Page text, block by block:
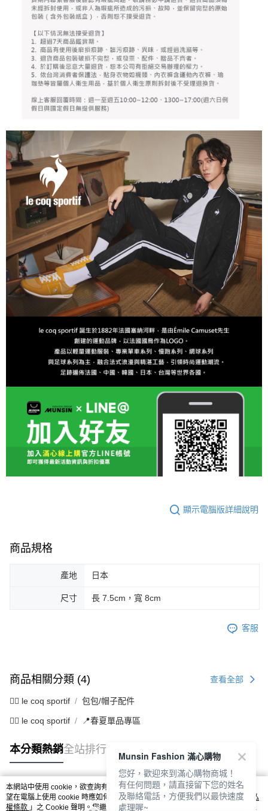
顯示電腦版詳細說明
商品規格
產地 日本
尺寸 長 7.5cm，寬 8cm
客服
商品相關分類 (4) 查看全部
🚴‍♂️ le coq sportif 包包/帽子配件
🚴‍♂️ le coq sportif 📍春夏單品專區
本分類熱銷全站排行
熱門標籤
本網站中使用 cookie，欲查詢有關本網站使用 cookie 方式之詳情，及若您不希
望在電腦上使用 cookie 時應如何變更電腦的 cookie 設定，請參閱本網站「
隱私
權條款 」之 Cookie 聲明。您繼續使用本網站即表示您同意本公司得按本網站使
Munsin Fashion 滿心購物
您好，歡迎來到滿心購物商城！
有任何問題，請直接留下您的姓名
及聯絡電話，方便我們以最快速度
處理喔~